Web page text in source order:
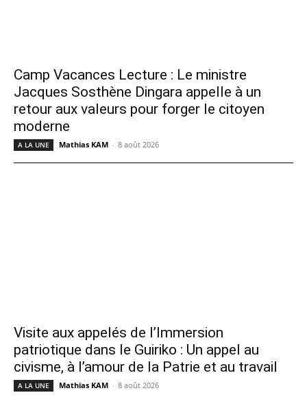
Camp Vacances Lecture : Le ministre
Jacques Sosthène Dingara appelle à un
retour aux valeurs pour forger le citoyen
moderne
A LA UNE Mathias KAM - 8 août 2026
Visite aux appelés de l’Immersion
patriotique dans le Guiriko : Un appel au
civisme, à l’amour de la Patrie et au travail
A LA UNE Mathias KAM - 8 août 2026